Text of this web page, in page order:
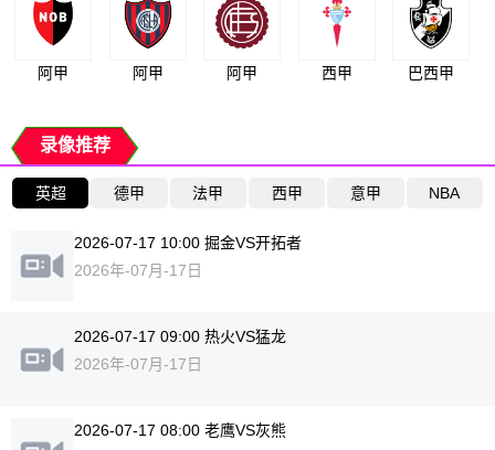
阿甲 阿甲 阿甲 西甲 巴西甲
录像推荐
英超 德甲 法甲 西甲 意甲 NBA
2026-07-17 10:00 掘金VS开拓者
2026年-07月-17日
2026-07-17 09:00 热火VS猛龙
2026年-07月-17日
2026-07-17 08:00 老鹰VS灰熊